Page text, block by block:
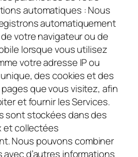
automatiques :Nous
automatiquement
votre navigateur ou de
lorsque vous utilisez
votre adresse IP ou
des cookies et des
que vous visitez, afin
et fournir les Services.
sont stockées dans des
et collectées
Nous pouvons combiner
d’autres informations